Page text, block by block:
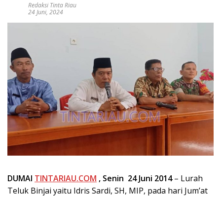
Redaksi Tinta Riau
24 Juni, 2024
DUMAI TINTARIAU.COM , Senin 24 Juni 2014– Lurah
Teluk Binjai yaitu Idris Sardi, SH, MIP, pada hari Jum’at